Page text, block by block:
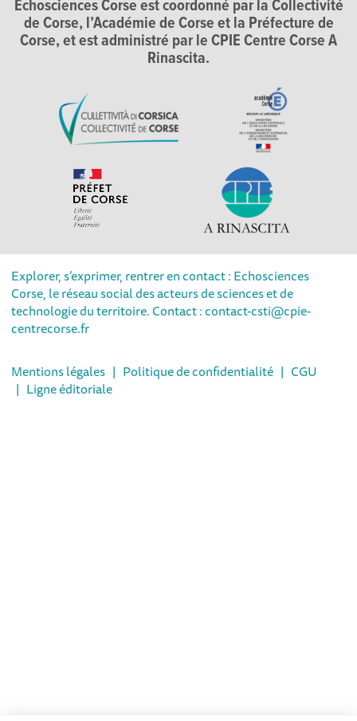
Echosciences Corse est coordonné par la Collectivité
de Corse, l’Académie de Corse et la Préfecture de
Corse, et est administré par le CPIE Centre Corse A
Rinascita.
Explorer, s’exprimer, rentrer en contact : Echosciences
Corse, le réseau social des acteurs de sciences et de
technologie du territoire. Contact : contact-csti@cpie-
centrecorse.fr
Mentions légales | Politique de confidentialité | CGU
| Ligne éditoriale